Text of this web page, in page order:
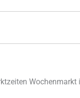
Wochenmarkt